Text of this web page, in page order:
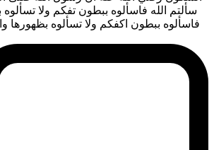
سألتم الله فاسألوه ببطون تفكم ولا تسألوه
فاسألوه ببطون اكفكم ولا تسألوه